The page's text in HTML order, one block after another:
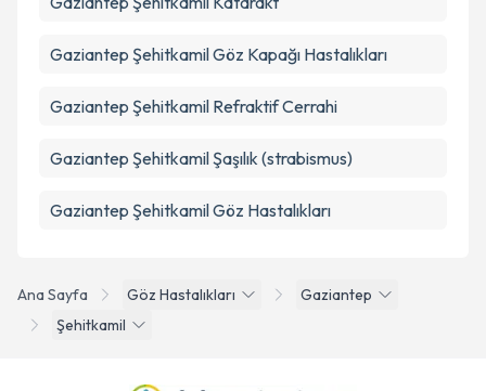
Ana Sayfa Göz Hastalıkları
Gaziantep
Şehitkamil
Gaziantep Şehitkamil Göz Kapağı Hastalıkları
Gaziantep Şehitkamil Refraktif Cerrahi
Gaziantep Şehitkamil Şaşılık (strabismus)
Gaziantep Şehitkamil Göz Hastalıkları